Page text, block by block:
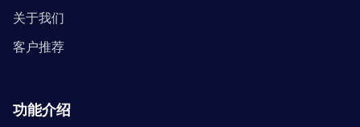
关于我们
客户推荐
功能介绍